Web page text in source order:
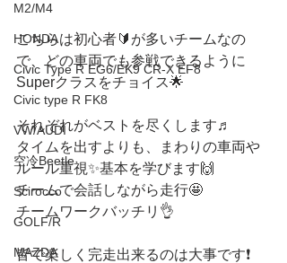
M2/M4
HONDA
Civic Type R EG6/EK9 CR-X EF8
Civic type R FK8
VW/AUDI
空冷Beetle
Scirocco
GOLF/R
MAZDA
こちらは初心者🔰が多いチームなの
で、どの車両でも参戦できるように
Superクラスをチョイス🌟
それぞれがベストを尽くします♬
タイムを出すよりも、まわりの車両や
ルール重視✨基本を学びます🙌
チームで会話しながら走行🤩
チームワークバッチリ👌
皆で楽しく完走出来るのは大事です❗️